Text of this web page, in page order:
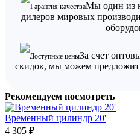
Гарантия качестваМы один из
дилеров мировых
Доступные ценыЗа счет
скидок, мы можем
Рекомендуем посмотреть
Временный цилиндр 20'
4 305 ₽